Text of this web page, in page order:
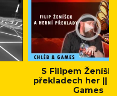
S Filipem
překladech her ||
Games